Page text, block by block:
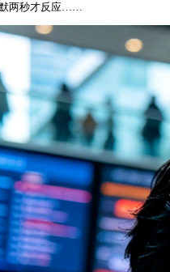
默两秒才反应……